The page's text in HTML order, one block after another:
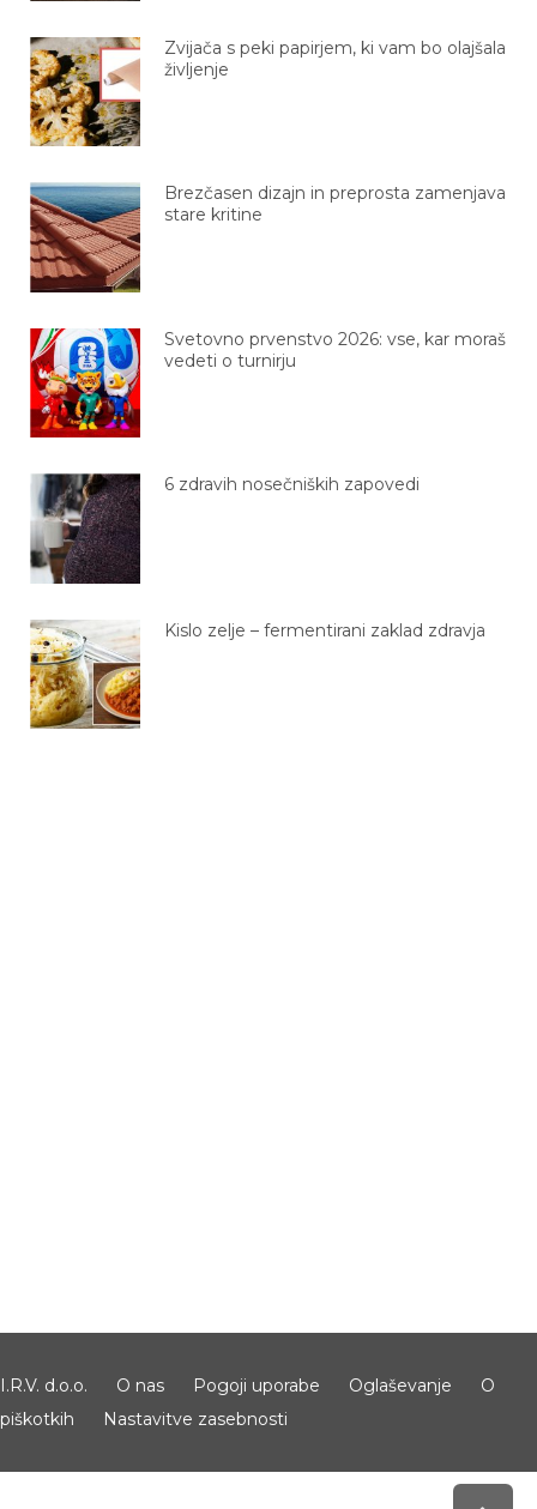
Zvijača s peki papirjem, ki vam bo olajšala
življenje
Brezčasen dizajn in preprosta zamenjava
stare kritine
Svetovno prvenstvo 2026: vse, kar moraš
vedeti o turnirju
6 zdravih nosečniških zapovedi
Kislo zelje – fermentirani zaklad zdravja
I.R.V. d.o.o. O nas Pogoji uporabe Oglaševanje
O
piškotkih
Nastavitve zasebnosti